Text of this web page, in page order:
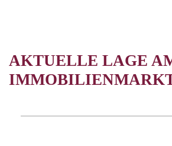
AKTUELLE LAGE